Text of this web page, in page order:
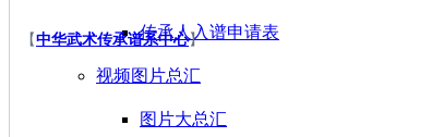
传承人入谱申请表
视频图片总汇
图片大总汇
【中华武术传承谱系中心】